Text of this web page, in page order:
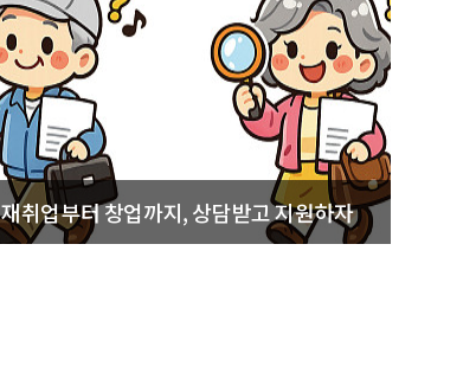
재취업부터 창업까지, 상담받고 지원하자